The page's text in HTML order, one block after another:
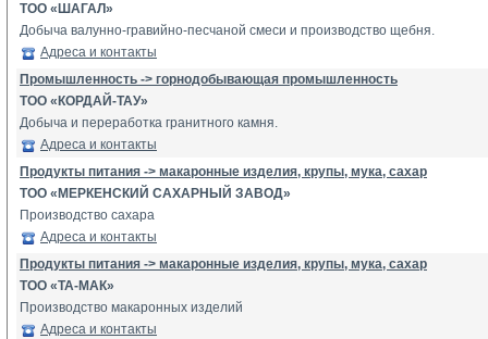
ТОО «ШАГАЛ»
Добыча валунно-гравийно-песчаной смеси и производство щебня.
Адреса и контакты
Промышленность -> горнодобывающая промышленность
ТОО «КОРДАЙ-ТАУ»
Добыча и переработка гранитного камня.
Адреса и контакты
Продукты питания -> макаронные изделия, крупы, мука, сахар
ТОО «МЕРКЕНСКИЙ САХАРНЫЙ ЗАВОД»
Производство сахара
Адреса и контакты
Продукты питания -> макаронные изделия, крупы, мука, сахар
ТОО «ТА-МАК»
Производство макаронных изделий
Адреса и контакты